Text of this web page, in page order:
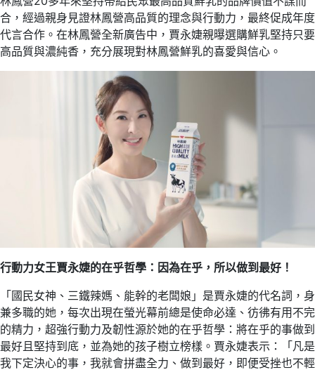
合，經過親身見證林鳳營高品質的理念與行動力，最終促成年度
代言合作。在林鳳營全新廣告中，賈永婕親曝選購鮮乳堅持只要
高品質與濃純香，充分展現對林鳳營鮮乳的喜愛與信心。
行動力女王賈永婕的在乎哲學：因為在乎，所以做到最好！
「國民女神、三鐵辣媽、能幹的老闆娘」是賈永婕的代名詞，身
兼多職的她，每次出現在螢光幕前總是使命必達、彷彿有用不完
的精力，超強行動力及韌性源於她的在乎哲學：將在乎的事做到
最好且堅持到底，並為她的孩子樹立榜樣。賈永婕表示：「凡是
我下定決心的事，我就會拼盡全力、做到最好，即便受挫也不輕